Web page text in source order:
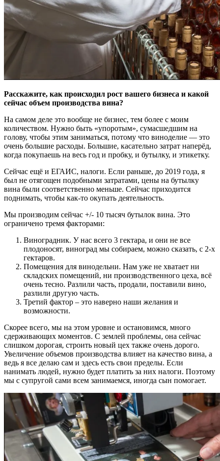
Расскажите, как происходил рост вашего бизнеса и какой
сейчас объем производства вина?
На самом деле это вообще не бизнес, тем более с моим
количеством. Нужно быть «упоротым», сумасшедшим на
голову, чтобы этим заниматься, потому что виноделие — это
очень большие расходы. Большие, касательно затрат наперёд,
когда покупаешь на весь год и пробку, и бутылку, и этикетку.
Сейчас ещё и ЕГАИС, налоги. Если раньше, до 2019 года, я
был не отягощен подобными затратами, цены на бутылку
вина были соответственно меньше. Сейчас приходится
поднимать, чтобы как-то окупать деятельность.
Мы производим сейчас +/- 10 тысяч бутылок вина. Это
ограничено тремя факторами:
Виноградник. У нас всего 3 гектара, и они не все
плодоносят, виноград мы собираем, можно сказать, с 2-х
гектаров.
Помещения для винодельни. Нам уже не хватает ни
складских помещений, ни производственного цеха, всё
очень тесно. Разлили часть, продали, поставили вино,
разлили другую часть.
Третий фактор – это наверно наши желания и
возможности.
Скорее всего, мы на этом уровне и остановимся, много
сдерживающих моментов. С землей проблемы, она сейчас
слишком дорогая, строить новый цех также очень дорого.
Увеличение объемов производства влияет на качество вина, а
ведь я все делаю сам и здесь есть свои пределы. Если
нанимать людей, нужно будет платить за них налоги. Поэтому
мы с супругой сами всем занимаемся, иногда сын помогает.